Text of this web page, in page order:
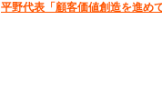
平野代表「顧客価値創造を進め